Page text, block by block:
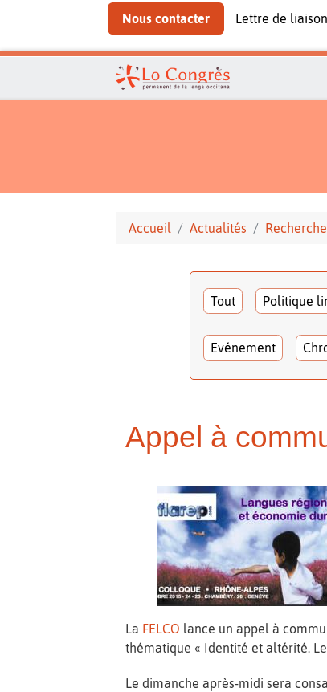
Nous contacter Lettre de
Accueil Actualités
Tout Politique
Evénement
Appel à
La FELCO lance un appel à
thématique « Identité et altérité.
Le dimanche après-midi sera